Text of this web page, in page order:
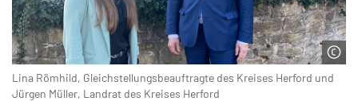
© Kreis Herford
Lina Römhild, Gleichstellungsbeauftragte des Kreises Herford und
Jürgen Müller, Landrat des Kreises Herford